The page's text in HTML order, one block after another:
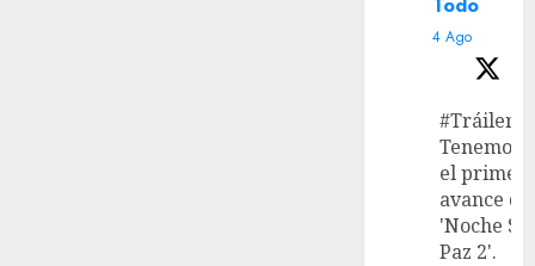
4 Ago
#Tráiler
Tenemos
el primer
avance de
'Noche
Paz 2'.